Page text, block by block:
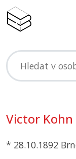
Victor Kohn
* 28.10.1892